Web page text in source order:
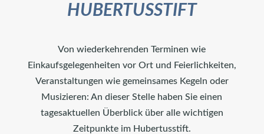
HUBERTUSSTIFT
Von wiederkehrenden Terminen wie
Einkaufsgelegenheiten vor Ort und Feierlichkeiten,
Veranstaltungen wie gemeinsames Kegeln oder
Musizieren: An dieser Stelle haben Sie einen
tagesaktuellen Überblick über alle wichtigen
Zeitpunkte im Hubertusstift.